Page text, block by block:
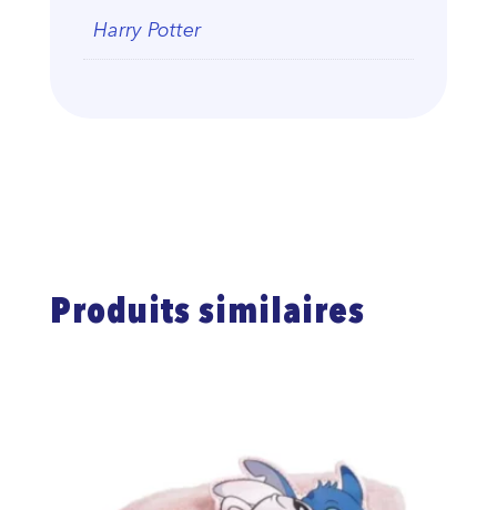
Harry Potter
Produits similaires